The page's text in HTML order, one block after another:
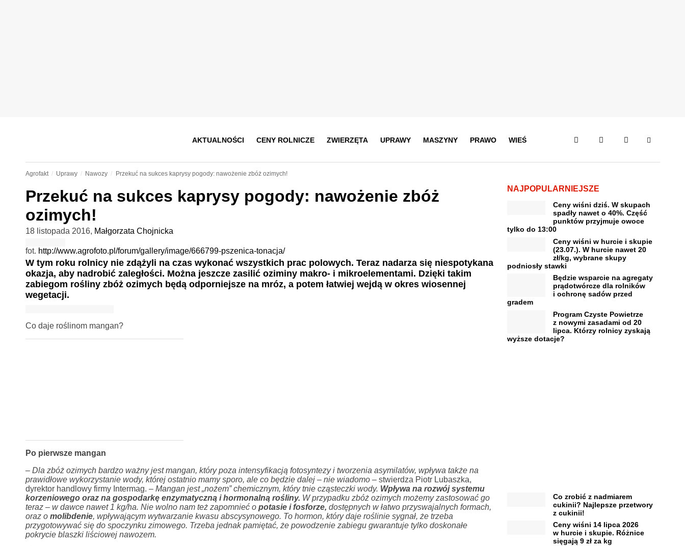
AKTUALNOŚCI CENY ROLNICZE ZWIERZĘTA UPRAWY MASZYNY PRAWO WIEŚ
Agrofakt Uprawy Nawozy Przekuć na sukces kaprysy pogody: nawożenie zbóż ozimych!
Przekuć na sukces kaprysy pogody: nawożenie zbóż
ozimych!
18 listopada 2016, Małgorzata Chojnicka
fot. http://www.agrofoto.pl/forum/gallery/image/666799-pszenica-tonacja/
W tym roku rolnicy nie zdążyli na czas wykonać wszystkich prac polowych. Teraz nadarza się niespotykana
okazja, aby nadrobić zaległości. Można jeszcze zasilić oziminy makro- i mikroelementami. Dzięki takim
zabiegom rośliny zbóż ozimych będą odporniejsze na mróz, a potem łatwiej wejdą w okres wiosennej
wegetacji.
Co daje roślinom mangan?
Po pierwsze mangan
–Dla zbóż ozimych bardzo ważny jest mangan, który poza intensyfikacją fotosyntezy i tworzenia asymilatów, wpływa także na
prawidłowe wykorzystanie wody, której ostatnio mamy sporo, ale co będzie dalej – nie wiadomo– stwierdza Piotr Lubaszka,
dyrektor handlowy firmy Intermag. – Mangan jest „nożem” chemicznym, który tnie cząsteczki wody. Wpływa na rozwój systemu
korzeniowego oraz na gospodarkę enzymatyczną i hormonalną rośliny. W przypadku zbóż ozimych możemy zastosować go
teraz – w dawce nawet 1 kg/ha. Nie wolno nam też zapomnieć o potasie i fosforze, dostępnych w łatwo przyswajalnych formach,
oraz omolibdenie, wpływającym wytwarzanie kwasu abscysynowego. To hormon, który daje roślinie sygnał, że trzeba
przygotowywać się do spoczynku zimowego. Trzeba jednak pamiętać, że powodzenie zabiegu gwarantuje tylko doskonałe
pokrycie blaszki liściowej nawozem.
NAJPOPULARNIEJSZE
Ceny wiśni dziś. W skupach
spadły nawet o 40%. Część
punktów przyjmuje owoce
tylko do 13:00
Ceny wiśni w hurcie i skupie
(23.07.). W hurcie nawet 20
zł/kg, wybrane skupy
podniosły stawki
Będzie wsparcie na agregaty
prądotwórcze dla rolników
i ochronę sadów przed
gradem
Program Czyste Powietrze
z nowymi zasadami od 20
lipca. Którzy rolnicy zyskają
wyższe dotacje?
Co zrobić z nadmiarem
cukinii? Najlepsze przetwory
z cukinii!
Ceny wiśni 14 lipca 2026
w hurcie i skupie. Różnice
sięgają 9 zł za kg